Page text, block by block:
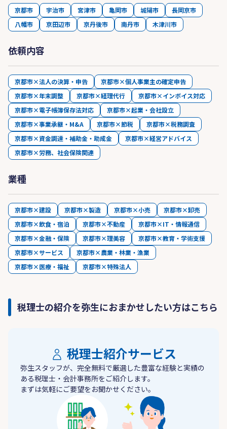
京都市 宇治市 宮津市 亀岡市 城陽市
長岡京市
八幡市
京田辺市 京丹後市 南丹市 木津川市
依頼内容
京都市×法人の決算・申告
京都市×個人事業主の確定申告
京都市×年末調整
京都市×経理代行
京都市×インボイス対応
京都市×電子帳簿保存法対応
京都市×起業・会社設立
京都市×事業承継・M&A
京都市×節税
京都市×税務調査
京都市×資金調達・補助金・助成金
京都市×経営アドバイス
京都市×労務、社会保険関連
業種
京都市×建設 京都市×製造 京都市×小売
京都市×卸売
京都市×飲食・宿泊
京都市×不動産
京都市×IT・情報通信
京都市×金融・保険
京都市×理美容
京都市×教育・学術支援
京都市×サービス
京都市×農業・林業・漁業
京都市×医療・福祉
京都市×特殊法人
税理士の紹介を弥生におまかせしたい方はこちら
税理士紹介サービス
弥生スタッフが、完全無料で厳選した豊富な経験と実績の
ある税理士・会計事務所をご紹介します。
まずは気軽にご要望をお聞かせください。